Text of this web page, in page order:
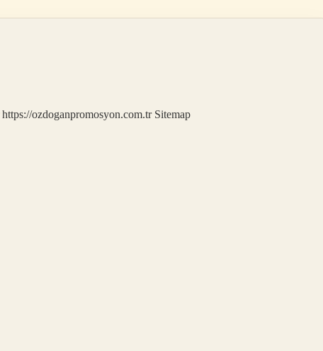
https://ozdoganpromosyon.com.tr Sitemap